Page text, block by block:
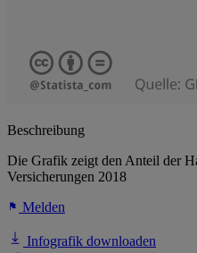
Beschreibung
Die Grafik zeigt den Anteil der
Versicherungen 2018
Melden
Infografik downloaden